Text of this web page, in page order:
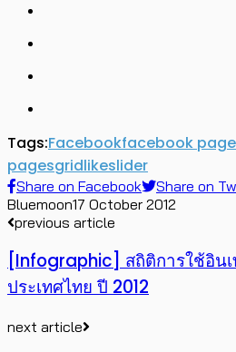
Tags:Facebookfacebook page
pagesgridlikeslider
Share on Facebook
Share on
Bluemoon17 October 2012
previous article
[Infographic] สถิติการใช้อิน
ประเทศไทย ปี 2012
next article